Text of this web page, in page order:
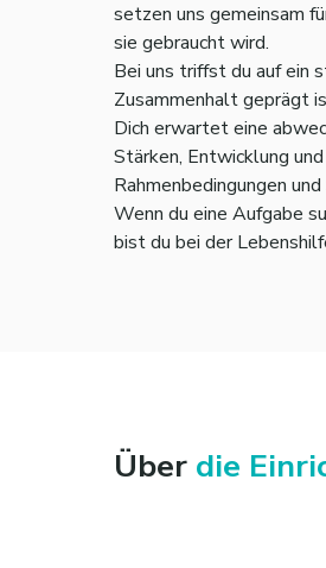
setzen uns gemeinsam
sie gebraucht wird.
Bei uns triffst du auf ein
Zusammenhalt geprägt
Dich erwartet eine
Stärken, Entwicklung
Rahmenbedingungen
Wenn du eine Aufgabe
bist du bei der
Über die